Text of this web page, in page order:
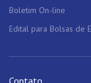
Boletim On-line
Edital para Bolsas de
Contato